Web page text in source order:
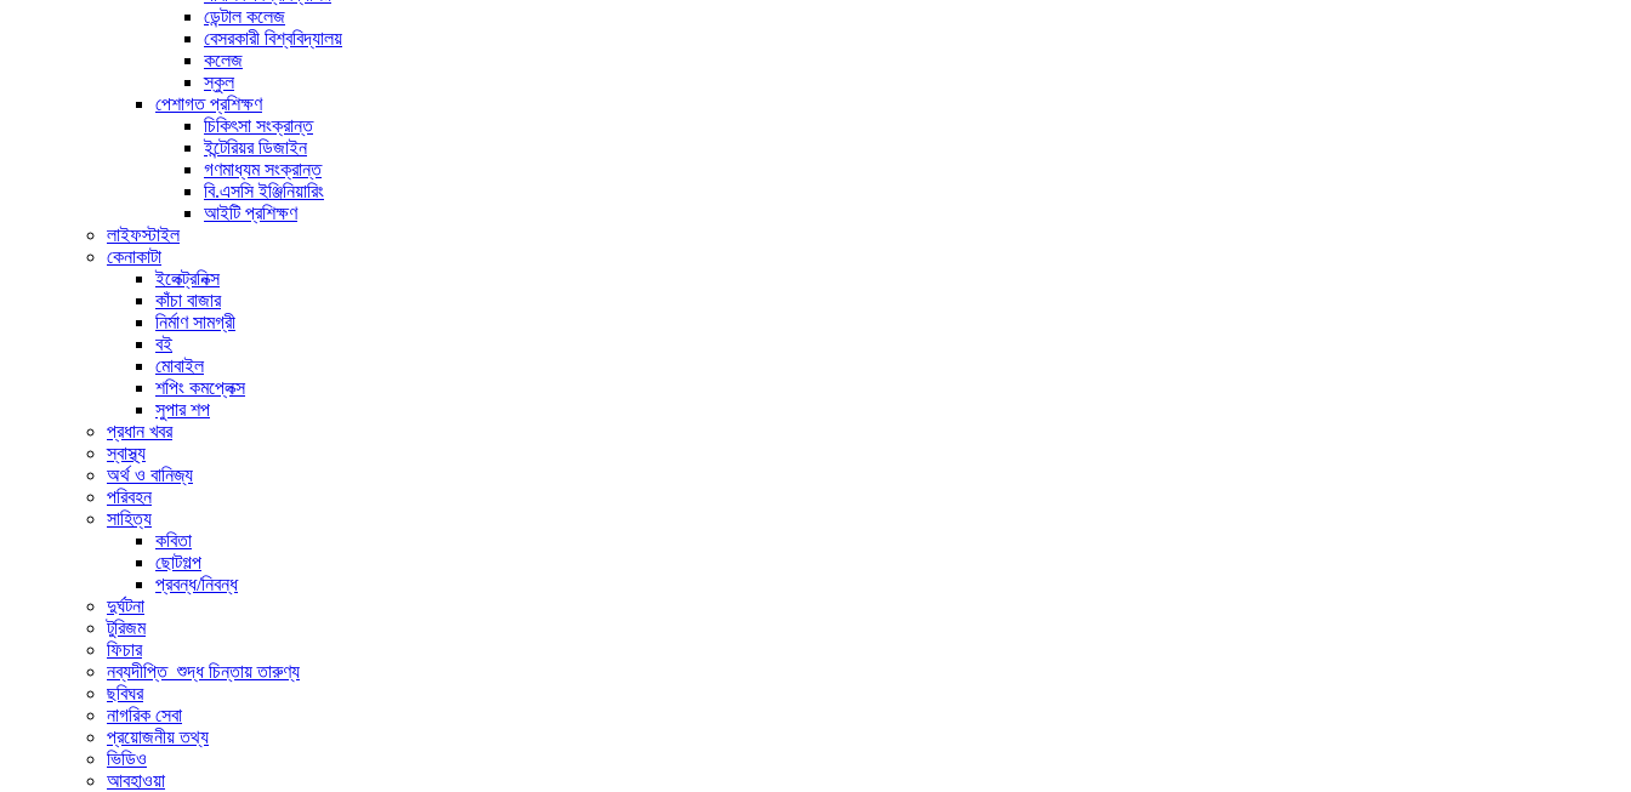
ডেন্টাল কলেজ
বেসরকারী বিশ্ববিদ্যালয়
কলেজ
স্কুল
পেশাগত প্রশিক্ষণ
চিকিৎসা সংক্রান্ত
ইন্টেরিয়র ডিজাইন
গণমাধ্যম সংক্রান্ত
বি.এসসি ইঞ্জিনিয়ারিং
আইটি প্রশিক্ষণ
লাইফস্টাইল
কেনাকাটা
ইলেক্ট্রনিক্স
কাঁচা বাজার
নির্মাণ সামগ্রী
বই
মোবাইল
শপিং কমপ্লেক্স
সুপার শপ
প্রধান খবর
স্বাস্থ্য
অর্থ ও বানিজ্য
পরিবহন
সাহিত্য
কবিতা
ছোটগল্প
প্রবন্ধ/নিবন্ধ
দুর্ঘটনা
টুরিজম
ফিচার
নব্যদীপ্তি_শুদ্ধ চিন্তায় তারুণ্য
ছবিঘর
নাগরিক সেবা
প্রয়োজনীয় তথ্য
ভিডিও
আবহাওয়া